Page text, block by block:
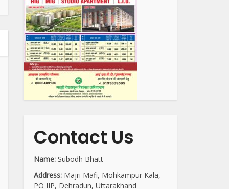
Contact Us
Name: Subodh Bhatt
Address: Majri Mafi, Mohkampur Kala,
PO IIP, Dehradun, Uttarakhand